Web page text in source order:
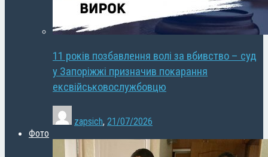
11 років позбавлення волі за вбивство – суд
у Запоріжжі призначив покарання
ексвійськовослужбовцю
zapsich, 21/07/2026
Фото